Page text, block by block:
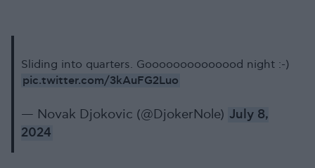
Sliding into quarters. Goooooooooooood night :-)
pic.twitter.com/3kAuFG2Luo
— Novak Djokovic (@DjokerNole) July 8,
2024